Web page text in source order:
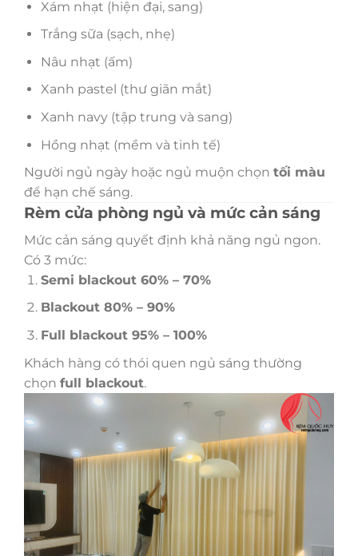
Xám nhạt (hiện đại, sang)
Trắng sữa (sạch, nhẹ)
Nâu nhạt (ấm)
Xanh pastel (thư giãn mắt)
Xanh navy (tập trung và sang)
Hồng nhạt (mềm và tinh tế)
Người ngủ ngày hoặc ngủ muộn chọn tối màu
để hạn chế sáng.
Rèm cửa phòng ngủ và mức cản sáng
Mức cản sáng quyết định khả năng ngủ ngon.
Có 3 mức:
Semi blackout 60% – 70%
Blackout 80% – 90%
Full blackout 95% – 100%
Khách hàng có thói quen ngủ sáng thường
chọn full blackout.